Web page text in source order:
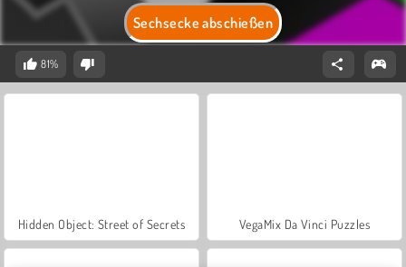
Sechsecke abschießen
81%
Hidden Object: Street of Secrets VegaMix Da Vinci Puzzles